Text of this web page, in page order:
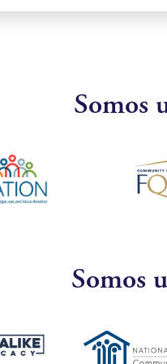
Somos
Somos